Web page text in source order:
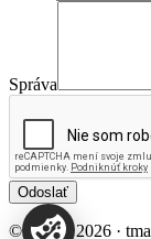
Správa
Odoslať
© 2018 - 2026 ·